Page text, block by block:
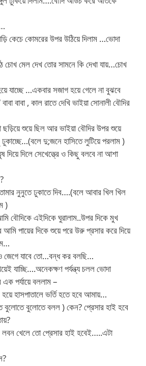
কেচে কোমরের উপর উঠিয়ে দিলাম …ভোদা
মেল দেখ তোর সামনে কি দেখা যায়…চোখ
যাচ্ছে …একবার সজাগ হয়ে গেলে না বুঝবে
বাবা , কাল রাতে দেখি ভাইয়া সোনালী বৌদির
শুয়ে ছিল আর ভাইয়া বৌদির উপর শুয়ে
ঢুকাচ্ছে…(বলে দু;জনে হাসিতে লুটিয়ে পরলাম )
দিলে সেখেত্ত্রে ও কিছু বলবে না আশা
নুনুতে ঢুকাতে দিব….(বলে আবার খিল খিল
)
বৌদিকে এইদিকে ঘুরালাম..উপর দিকে মুখ
পায়ের দিকে শুয়ে পরে উরু প্রসার করে দিয়ে
জেগে যাবে তো…বন্ধ কর বলছি…
যাচ্ছি….অনেকক্ষণ পর্যন্ত্য চলল ভোদা
এক পর্যায়ে বললাম –
হাসপাতালে ভর্তি হতে হবে আমায়…
বুলোতে বুলোতে বলল ) কেন? প্রেসার হাই হবে
লবন খেলে তো প্রেসার হাই হবেই…..এটা